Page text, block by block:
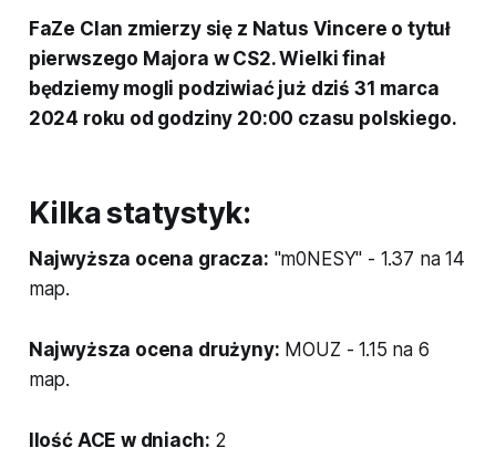
FaZe Clan zmierzy się z Natus Vincere o tytuł
pierwszego Majora w CS2. Wielki finał
będziemy mogli podziwiać już dziś 31 marca
2024 roku od godziny 20:00 czasu polskiego.
Kilka statystyk:
Najwyższa ocena gracza: "m0NESY" - 1.37 na 14
map.
Najwyższa ocena drużyny: MOUZ - 1.15 na 6
map.
Ilość ACE w dniach: 2